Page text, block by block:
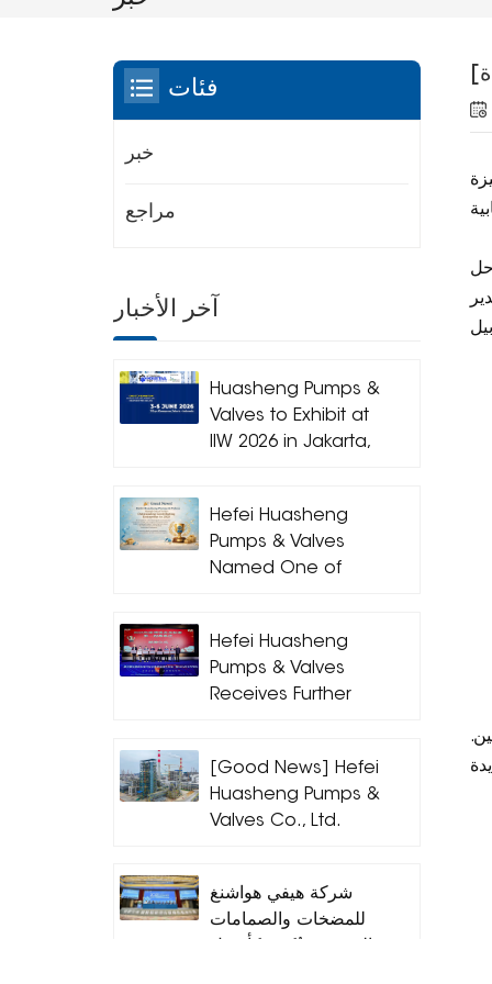
حل
فئات
خبر
مراجع
آخر الأخبار
Huasheng Pumps &
Valves to Exhibit at
IIW 2026 in Jakarta,
Hefei Huasheng
Pumps & Valves
Named One of
Enterprises for 2025
Hefei Huasheng
Pumps & Valves
Receives Further
Quality
Development of
the Pump Industry
[Good News] Hefei
Huasheng Pumps &
Valves Co., Ltd.
شركة هيفي هواشنغ
للمضخات والصمامات